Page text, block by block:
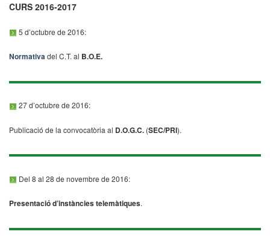
CURS 2016-2017
5 d’octubre de 2016:
Normativadel C.T. al B.O.E.
27 d’octubre de 2016:
Publicació de la convocatòria al D.O.G.C. (SEC/PRI).
Del 8 al 28 de novembre de 2016:
Presentació d’instàncies telemàtiques.